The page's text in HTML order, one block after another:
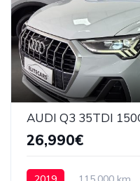
AUDI Q3 35TDI
26,990€